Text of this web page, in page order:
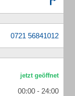
00:00 - 24:00